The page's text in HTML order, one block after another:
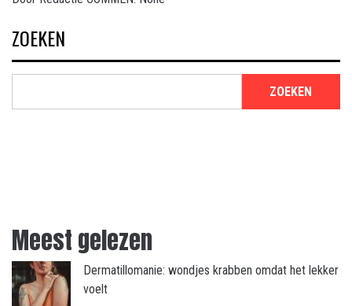
ZOEKEN
ZOEKEN
Meest gelezen
Dermatillomanie: wondjes krabben omdat het lekker
voelt